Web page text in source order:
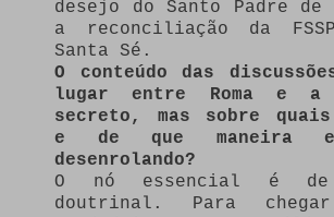
desejo do Santo Padre de
a reconciliação da
Santa Sé.
O conteúdo das
lugar entre Roma e a
secreto, mas sobre quais
e de que maneira
desenrolando?
O nó essencial é de
doutrinal. Para